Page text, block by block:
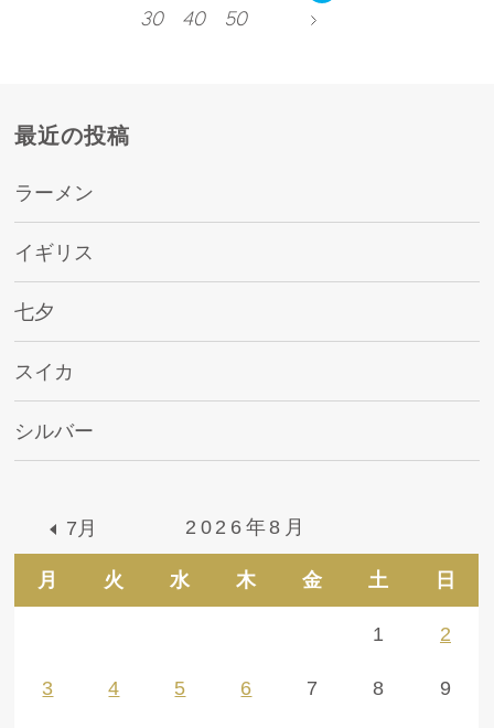
30
40 50
最近の投稿
ラーメン
イギリス
七夕
スイカ
シルバー
2026年8月
月 火 水 木 金 土 日
7月
1 2
3 4 5 6 7 8 9